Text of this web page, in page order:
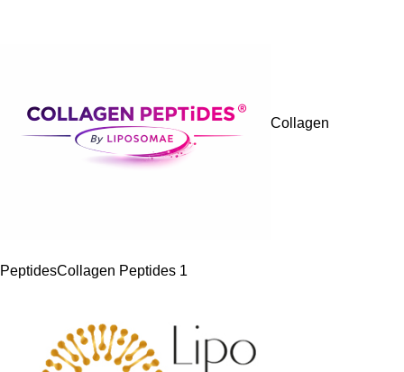
Collagen
PeptidesCollagen Peptides 1